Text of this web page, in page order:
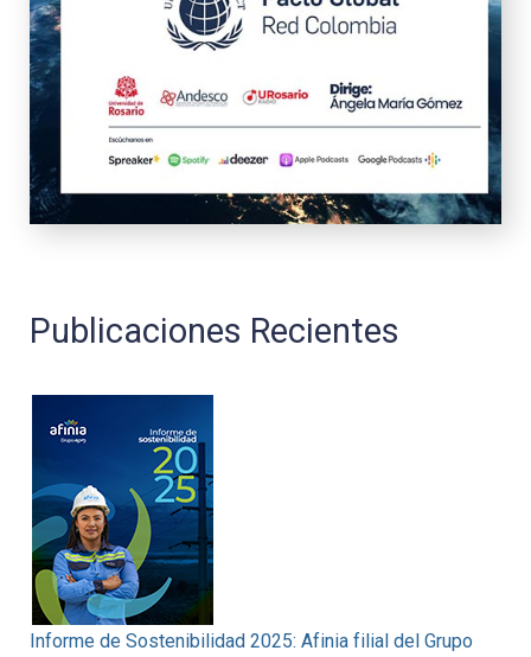
Publicaciones Recientes
Informe de Sostenibilidad 2025: Afinia filial del Grupo